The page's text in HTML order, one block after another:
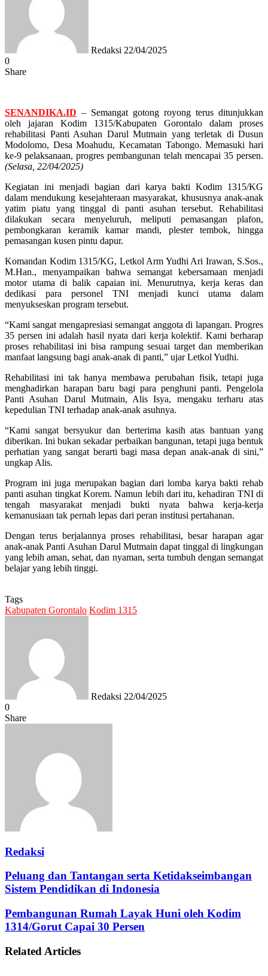
Redaksi 22/04/2025
0
Share
SENANDIKA.ID – Semangat gotong royong terus ditunjukkan
oleh jajaran Kodim 1315/Kabupaten Gorontalo dalam proses
rehabilitasi Panti Asuhan Darul Mutmain yang terletak di Dusun
Modolomo, Desa Moahudu, Kecamatan Tabongo. Memasuki hari
ke-9 pelaksanaan, progres pembangunan telah mencapai 35 persen.
(Selasa, 22/04/2025)
Kegiatan ini menjadi bagian dari karya bakti Kodim 1315/KG
dalam mendukung kesejahteraan masyarakat, khususnya anak-anak
yatim piatu yang tinggal di panti asuhan tersebut. Rehabilitasi
dilakukan secara menyeluruh, meliputi pemasangan plafon,
pembongkaran keramik kamar mandi, plester tembok, hingga
pemasangan kusen pintu dapur.
Komandan Kodim 1315/KG, Letkol Arm Yudhi Ari Irawan, S.Sos.,
M.Han., menyampaikan bahwa semangat kebersamaan menjadi
motor utama di balik capaian ini. Menurutnya, kerja keras dan
dedikasi para personel TNI menjadi kunci utama dalam
menyukseskan program tersebut.
“Kami sangat mengapresiasi semangat anggota di lapangan. Progres
35 persen ini adalah hasil nyata dari kerja kolektif. Kami berharap
proses rehabilitasi ini bisa rampung sesuai target dan memberikan
manfaat langsung bagi anak-anak di panti,” ujar Letkol Yudhi.
Rehabilitasi ini tak hanya membawa perubahan fisik, tetapi juga
menghadirkan harapan baru bagi para penghuni panti. Pengelola
Panti Asuhan Darul Mutmain, Alis Isya, mengaku terharu atas
kepedulian TNI terhadap anak-anak asuhnya.
“Kami sangat bersyukur dan berterima kasih atas bantuan yang
diberikan. Ini bukan sekadar perbaikan bangunan, tetapi juga bentuk
perhatian yang sangat berarti bagi masa depan anak-anak di sini,”
ungkap Alis.
Program ini juga merupakan bagian dari lomba karya bakti rehab
panti asuhan tingkat Korem. Namun lebih dari itu, kehadiran TNI di
tengah masyarakat menjadi bukti nyata bahwa kerja-kerja
kemanusiaan tak pernah lepas dari peran institusi pertahanan.
Dengan terus berjalannya proses rehabilitasi, besar harapan agar
anak-anak Panti Asuhan Darul Mutmain dapat tinggal di lingkungan
yang lebih aman, sehat, dan nyaman, serta tumbuh dengan semangat
belajar yang lebih tinggi.
Tags
Kabupaten Gorontalo Kodim 1315
Redaksi 22/04/2025
0
Share
Redaksi
Peluang dan Tantangan serta Ketidakseimbangan
Sistem Pendidikan di Indonesia
Pembangunan Rumah Layak Huni oleh Kodim
1314/Gorut Capai 30 Persen
Related Articles